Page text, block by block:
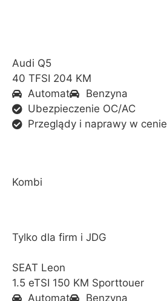
Audi Q5
40 TFSI 204 KM
Automat
Benzyna
Ubezpieczenie OC/AC
Przeglądy i naprawy w cenie
Kombi
Tylko dla firm i JDG
SEAT Leon
1.5 eTSI 150 KM Sporttouer
Automat
Benzyna